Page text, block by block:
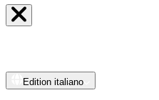
Edition italiano